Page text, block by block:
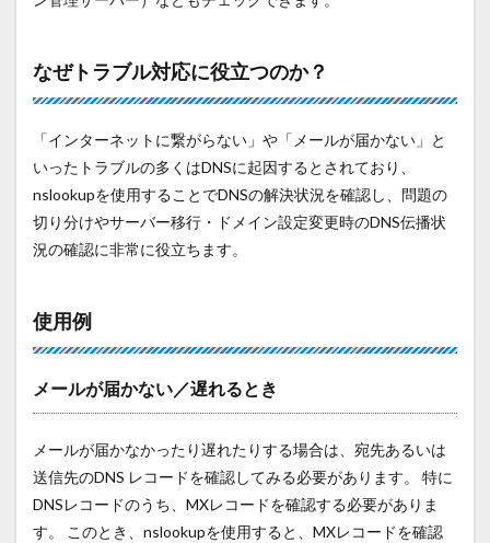
なぜトラブル対応に役立つのか？
「インターネットに繋がらない」や「メールが届かない」と
いったトラブルの多くはDNSに起因するとされており、
nslookupを使用することでDNSの解決状況を確認し、問題の
切り分けやサーバー移行・ドメイン設定変更時のDNS伝播状
況の確認に非常に役立ちます。
使用例
メールが届かない／遅れるとき
メールが届かなかったり遅れたりする場合は、宛先あるいは
送信先のDNS レコードを確認してみる必要があります。 特に
DNSレコードのうち、MXレコードを確認する必要がありま
す。 このとき、nslookupを使用すると、MXレコードを確認